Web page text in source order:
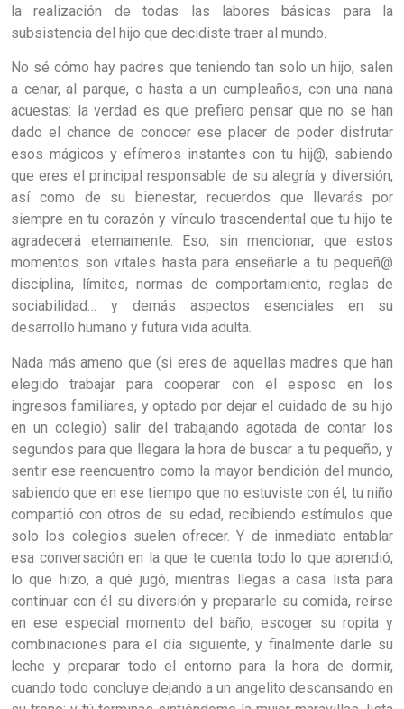
la realización de todas las labores básicas para la
subsistencia del hijo que decidiste traer al mundo.
No sé cómo hay padres que teniendo tan solo un hijo, salen
a cenar, al parque, o hasta a un cumpleaños, con una nana
acuestas: la verdad es que prefiero pensar que no se han
dado el chance de conocer ese placer de poder disfrutar
esos mágicos y efímeros instantes con tu hij@, sabiendo
que eres el principal responsable de su alegría y diversión,
así como de su bienestar, recuerdos que llevarás por
siempre en tu corazón y vínculo trascendental que tu hijo te
agradecerá eternamente. Eso, sin mencionar, que estos
momentos son vitales hasta para enseñarle a tu pequeñ@
disciplina, límites, normas de comportamiento, reglas de
sociabilidad… y demás aspectos esenciales en su
desarrollo humano y futura vida adulta.
Nada más ameno que (si eres de aquellas madres que han
elegido trabajar para cooperar con el esposo en los
ingresos familiares, y optado por dejar el cuidado de su hijo
en un colegio) salir del trabajando agotada de contar los
segundos para que llegara la hora de buscar a tu pequeño, y
sentir ese reencuentro como la mayor bendición del mundo,
sabiendo que en ese tiempo que no estuviste con él, tu niño
compartió con otros de su edad, recibiendo estímulos que
solo los colegios suelen ofrecer. Y de inmediato entablar
esa conversación en la que te cuenta todo lo que aprendió,
lo que hizo, a qué jugó, mientras llegas a casa lista para
continuar con él su diversión y prepararle su comida, reírse
en ese especial momento del baño, escoger su ropita y
combinaciones para el día siguiente, y finalmente darle su
leche y preparar todo el entorno para la hora de dormir,
cuando todo concluye dejando a un angelito descansando en